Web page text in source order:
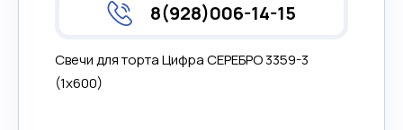
8(928)006-14-15
Свечи для торта Цифра СЕРЕБРО 3359-3
(1х600)